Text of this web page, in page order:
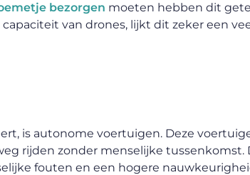
bezorgen moeten hebben dit
van drones, lijkt dit zeker een
is autonome voertuigen. Deze
rijden zonder menselijke
fouten en een hogere